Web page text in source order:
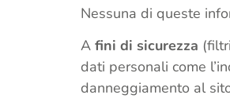
Nessuna di queste
A fini di sicurezza
dati personali come
danneggiamento al